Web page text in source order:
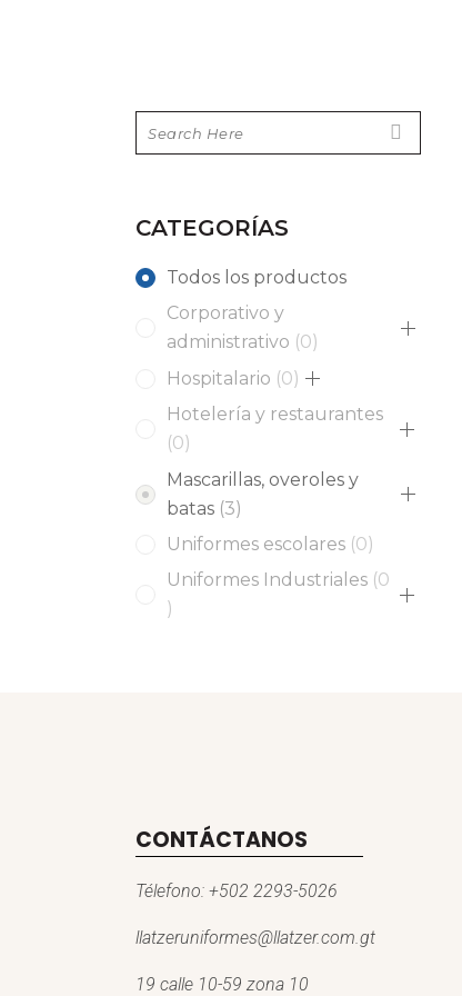
CATEGORÍAS
Todos los productos
Corporativo y
administrativo 00
products
Hospitalario 00
products
Hotelería y restaurantes
00
products
Mascarillas, overoles y
batas 33
products
Uniformes escolares 00
products
Uniformes Industriales 0
0
CONTÁCTANOS
Télefono: +502 2293-5026
llatzeruniformes@llatzer.com.gt
19 calle 10-59 zona 10